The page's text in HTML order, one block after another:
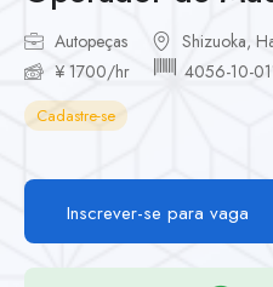
Autopeças
Shizuoka,
¥ 1700/hr
4056-10-
Cadastre-se
Inscrever-se para vaga